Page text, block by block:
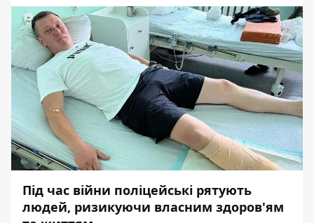
Під час війни поліцейські рятують
людей, ризикуючи власним здоров'ям